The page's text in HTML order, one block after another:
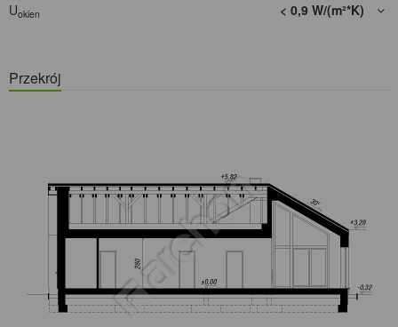
Uokien < 0,9 W/(m²*K)
Przekrój